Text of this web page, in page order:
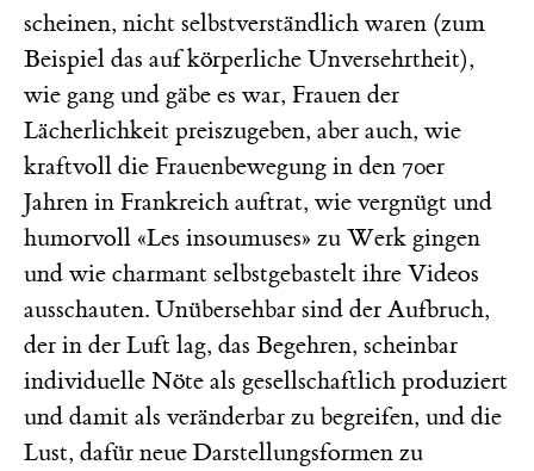
scheinen, nicht selbstverständlich waren (zum
Beispiel das auf körperliche Unversehrtheit),
wie gang und gäbe es war, Frauen der
Lächerlichkeit preiszugeben, aber auch, wie
kraftvoll die Frauenbewegung in den 70er
Jahren in Frankreich auftrat, wie vergnügt und
humorvoll «Les insoumuses» zu Werk gingen
und wie charmant selbstgebastelt ihre Videos
ausschauten. Unübersehbar sind der Aufbruch,
der in der Luft lag, das Begehren, scheinbar
individuelle Nöte als gesellschaftlich produziert
und damit als veränderbar zu begreifen, und die
Lust, dafür neue Darstellungsformen zu